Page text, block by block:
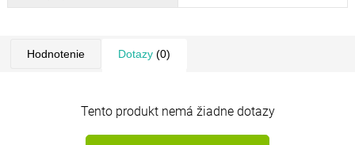
Hodnotenie Dotazy(0)
Tento produkt nemá žiadne dotazy